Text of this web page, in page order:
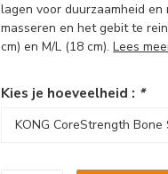
lagen voor duurzaamheid
masseren en het gebit te
cm) en M/L (18 cm).Lees
Kies je hoeveelheid : *